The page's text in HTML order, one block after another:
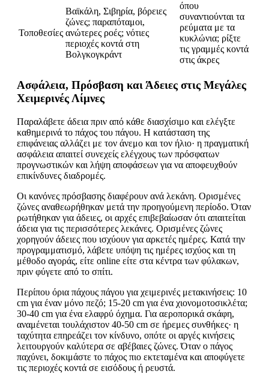
Τοποθεσίες
Βαϊκάλη, Σιβηρία, βόρειες
ζώνες; παραπόταμοι,
ανώτερες ροές; νότιες
περιοχές κοντά στη
Βολγκογκράντ
όπου
συναντιούνται τα
ρεύματα με τα
κυκλώνια; ρίξτε
τις γραμμές κοντά
στις άκρες
Ασφάλεια, Πρόσβαση και Άδειες στις Μεγάλες
Χειμερινές Λίμνες
Παραλάβετε άδεια πριν από κάθε διασχίσιμο και ελέγξτε
καθημερινά το πάχος του πάγου. Η κατάσταση της
επιφάνειας αλλάζει με τον άνεμο και τον ήλιο· η πραγματική
ασφάλεια απαιτεί συνεχείς ελέγχους των πρόσφατων
προγνωστικών και λήψη αποφάσεων για να αποφευχθούν
επικίνδυνες διαδρομές.
Οι κανόνες πρόσβασης διαφέρουν ανά λεκάνη. Ορισμένες
ζώνες αναθεωρήθηκαν μετά την προηγούμενη περίοδο. Όταν
ρωτήθηκαν για άδειες, οι αρχές επιβεβαίωσαν ότι απαιτείται
άδεια για τις περισσότερες λεκάνες. Ορισμένες ζώνες
χορηγούν άδειες που ισχύουν για αρκετές ημέρες. Κατά την
προγραμματισμό, λάβετε υπόψη τις ημέρες ισχύος και τη
μέθοδο αγοράς, είτε online είτε στα κέντρα των φύλακων,
πριν φύγετε από το σπίτι.
Περίπου όρια πάχους πάγου για χειμερινές μετακινήσεις: 10
cm για έναν μόνο πεζό; 15-20 cm για ένα χιονομοτοσικλέτα;
30-40 cm για ένα ελαφρύ όχημα. Για αεροπορικά σκάφη,
αναμένεται τουλάχιστον 40-50 cm σε ήρεμες συνθήκες· η
ταχύτητα επηρεάζει τον κίνδυνο, οπότε οι αργές κινήσεις
λειτουργούν καλύτερα σε αβέβαιες ζώνες. Όταν ο πάγος
παχύνει, δοκιμάστε το πάχος πιο εκτεταμένα και αποφύγετε
τις περιοχές κοντά σε εισόδους ή ρευστά.